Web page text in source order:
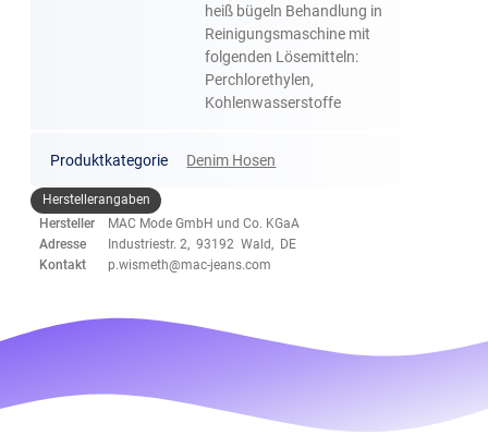
heiß bügeln Behandlung in
Reinigungsmaschine mit
folgenden Lösemitteln:
Perchlorethylen,
Kohlenwasserstoffe
Produktkategorie Denim Hosen
Herstellerangaben
Hersteller
MAC Mode GmbH und Co. KGaA
Adresse
Industriestr. 2, 93192 Wald, DE
Kontakt
p.wismeth@mac-jeans.com